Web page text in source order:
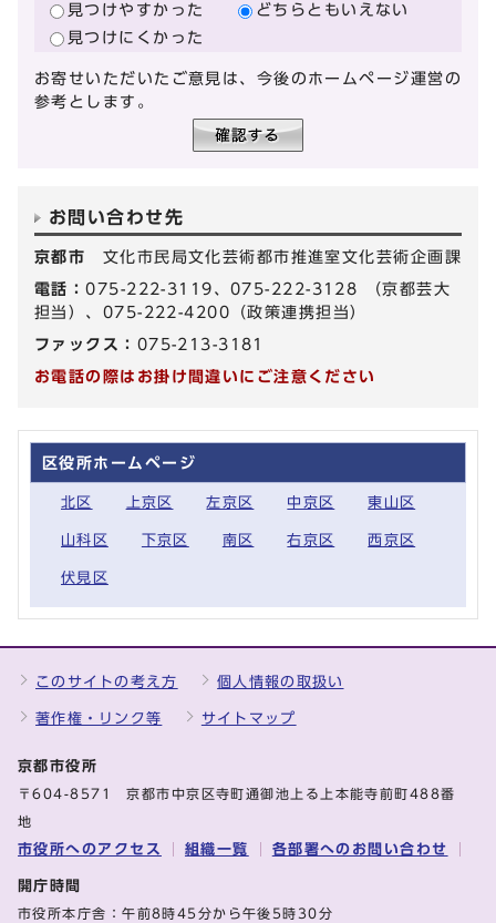
見つけやすかった
どちらともいえない
見つけにくかった
お寄せいただいたご意見は、今後のホームページ運営の
参考とします。
お問い合わせ先
京都市 文化市民局文化芸術都市推進室文化芸術企画課
電話：075-222-3119、075-222-3128 （京都芸大
担当）、075-222-4200（政策連携担当）
ファックス： 075-213-3181
お電話の際はお掛け間違いにご注意ください
区役所ホームページ
北区 上京区 左京区 中京区 東山区
山科区 下京区 南区 右京区 西京区
伏見区
このサイトの考え方 個人情報の取扱い
著作権・リンク等 サイトマップ
京都市役所
〒604-8571 京都市中京区寺町通御池上る上本能寺前町488番
地
市役所へのアクセス 組織一覧 各部署へのお問い合わせ
開庁時間
市役所本庁舎：午前8時45分から午後5時30分